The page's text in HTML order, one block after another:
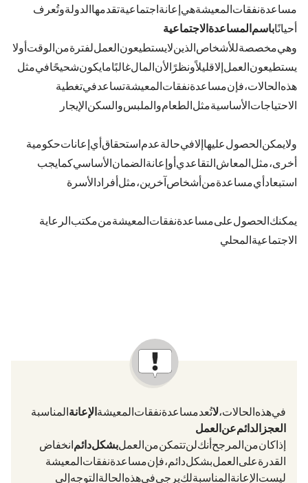
مساعدة نفقات المعيشة هي إعانة اجتماعية تقدمها الدولة. وتُعرف
أحيانًاباسم «المساعدة الاجتماعية
وهي مخصصة للأشخاص الذين لا يستطيعون العمل لفترة من الوقت أو لا
يستطيعون العمل إلا قليلاً. ونظرًا لأن المال غالبًا ما يكون شحيحًا في مثل
هذه الحالات، فإن مساعدة نفقات المعيشة تساعد في تغطية
الاحتياجات الأساسية مثل الطعام والملبس والسكن (الإيجار).
ولا يمكن الحصول عليها إلا في حالة عدم استحقاق أي إعانات حكومية
أخرى، مثل المعاش التقاعدي أو إعانة الضمان الأساسي. كما يجب
استبعاد أي مساعدة من أشخاص آخرين، مثل أفراد الأسرة.
يمكنك الحصول على مساعدة نفقات المعيشة من مكتب الرعاية
الاجتماعية المحلي.
في هذه الحالات،لاتُعد مساعدة نفقات المعيشة الإعانة المناسبة
العجز الدائم عن العمل
إذا كان من المرجح أنك لن تتمكن من العملبشكل دائم (انخفاض
القدرة على العمل بشكل دائم)، فإن مساعدة نفقات المعيشة
ليست الإعانة المناسبة لك. يرجى في هذه الحالة التوجه إلى